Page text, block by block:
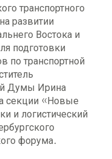
транспортного
развитии
Востока и
подготовки
по транспортной
Думы Ирина
секции «Новые
и логистический
форума.